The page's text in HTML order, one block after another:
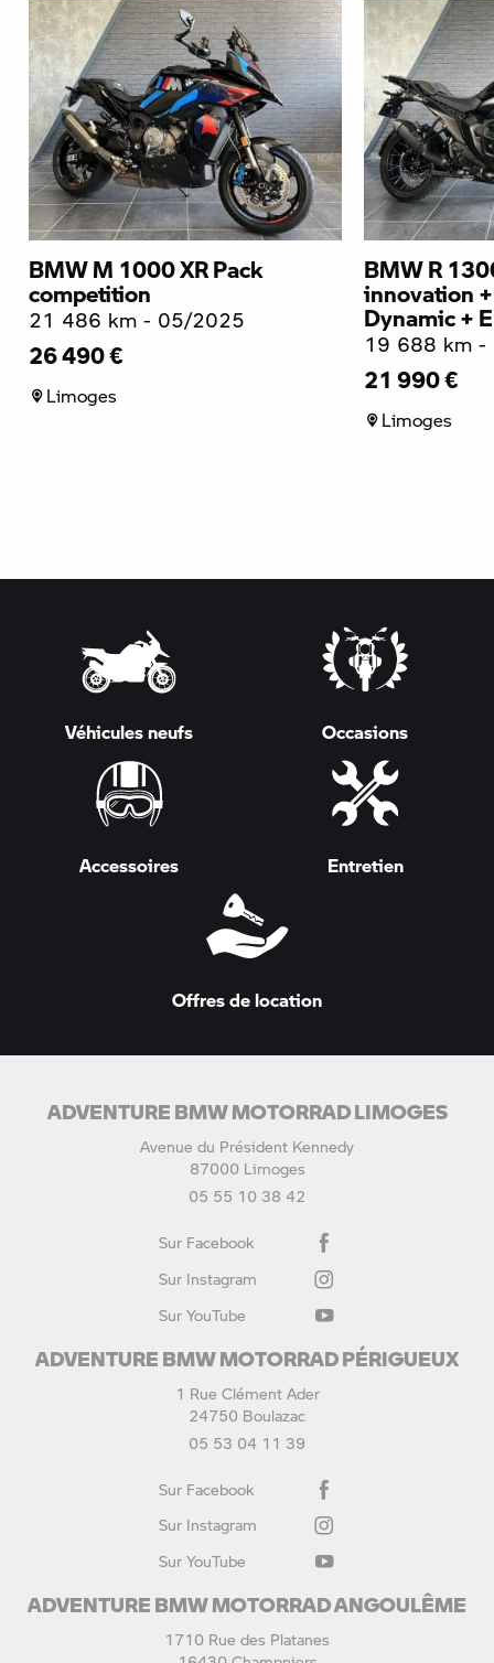
BMW M 1000 XR Pack
competition
21 486 km - 05/2025
26 490 €
Limoges
BMW R
innovation
Dynamic +
19 688 km
21 990 €
Limoges
Véhicules neufs Occasions
Accessoires Entretien
Offres de location
ADVENTURE BMW MOTORRAD LIMOGES
Avenue du Président Kennedy
87000 Limoges
05 55 10 38 42
Sur Facebook
Sur Instagram
Sur YouTube
ADVENTURE BMW MOTORRAD PÉRIGUEUX
1 Rue Clément Ader
24750 Boulazac
05 53 04 11 39
Sur Facebook
Sur Instagram
Sur YouTube
ADVENTURE BMW MOTORRAD ANGOULÊME
1710 Rue des Platanes